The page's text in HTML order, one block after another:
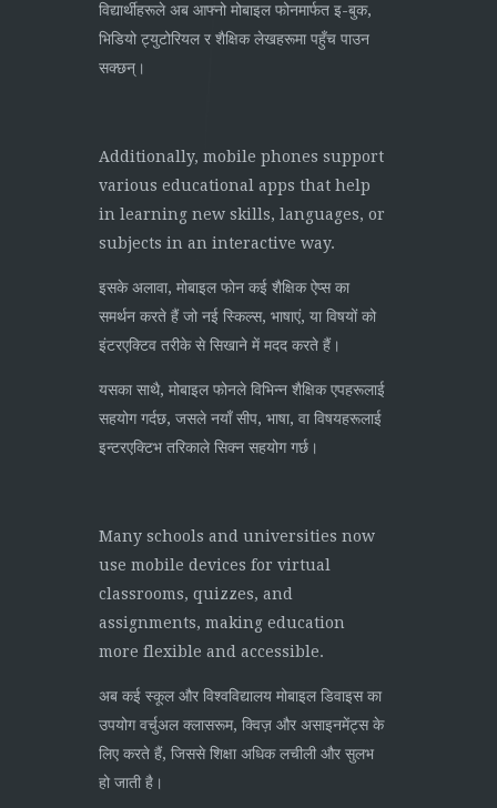
विद्यार्थीहरूले अब आफ्नो मोबाइल फोनमार्फत इ-बुक,
भिडियो ट्युटोरियल र शैक्षिक लेखहरूमा पहुँच पाउन
सक्छन्।
Additionally, mobile phones support
various educational apps that help
in learning new skills, languages, or
subjects in an interactive way.
इसके अलावा, मोबाइल फोन कई शैक्षिक ऐप्स का
समर्थन करते हैं जो नई स्किल्स, भाषाएं, या विषयों को
इंटरएक्टिव तरीके से सिखाने में मदद करते हैं।
यसका साथै, मोबाइल फोनले विभिन्न शैक्षिक एपहरूलाई
सहयोग गर्दछ, जसले नयाँ सीप, भाषा, वा विषयहरूलाई
इन्टरएक्टिभ तरिकाले सिक्न सहयोग गर्छ।
Many schools and universities now
use mobile devices for virtual
classrooms, quizzes, and
assignments, making education
more flexible and accessible.
अब कई स्कूल और विश्वविद्यालय मोबाइल डिवाइस का
उपयोग वर्चुअल क्लासरूम, क्विज़ और असाइनमेंट्स के
लिए करते हैं, जिससे शिक्षा अधिक लचीली और सुलभ
हो जाती है।